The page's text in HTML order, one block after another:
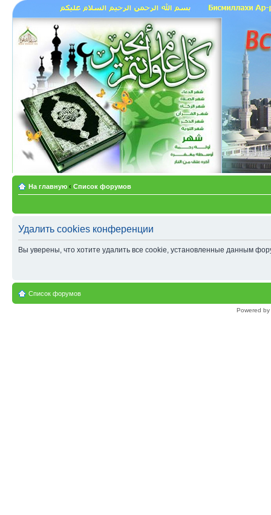
На главную ‹ Список форумов
Удалить cookies конференции
Вы уверены, что хотите удалить все cookie, установленные данным
Список форумов
Powered by